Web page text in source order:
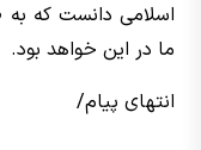
اسلامی دانست که
ما در این خواهد بود.
انتهای پیام/